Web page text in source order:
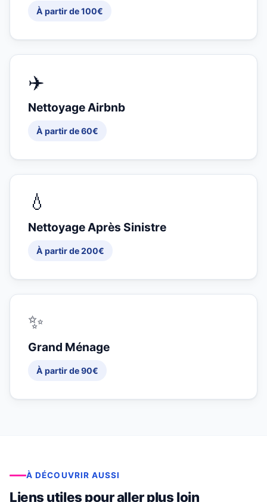
À partir de 100€
✈️
Nettoyage Airbnb
À partir de 60€
💧
Nettoyage Après Sinistre
À partir de 200€
✨
Grand Ménage
À partir de 90€
À DÉCOUVRIR AUSSI
Liens utiles pour aller plus loin